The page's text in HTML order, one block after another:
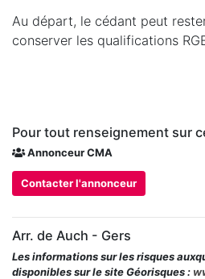
Au départ, le cédant peut
conserver les qualifications
Pour tout renseignement sur
Annonceur CMA
Contacter l'annonceur
Arr. de Auch - Gers
Les informations sur les risques
disponibles sur le site Géorisques :